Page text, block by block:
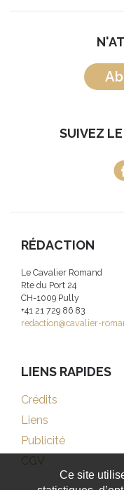
SUIVEZ LE
RÉDACTION
Le Cavalier Romand
Rte du Port 24
CH-1009 Pully
+41 21 729 86 83
redaction@cavalier-
LIENS RAPIDES
Crédits
Liens
Publicité
CGV
Ce site